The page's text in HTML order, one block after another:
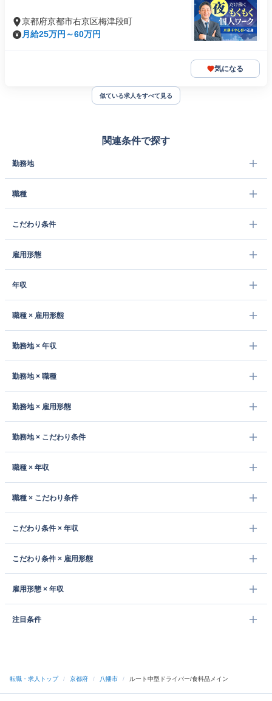
京都府京都市右京区梅津段町
月給25万円～60万円
気になる
似ている求人をすべて見る
関連条件で探す
勤務地
職種
こだわり条件
雇用形態
年収
職種 × 雇用形態
勤務地 × 年収
勤務地 × 職種
勤務地 × 雇用形態
勤務地 × こだわり条件
職種 × 年収
職種 × こだわり条件
こだわり条件 × 年収
こだわり条件 × 雇用形態
雇用形態 × 年収
注目条件
転職・求人トップ / 京都府 / 八幡市 / ルート中型ドライバー/食料品メイン